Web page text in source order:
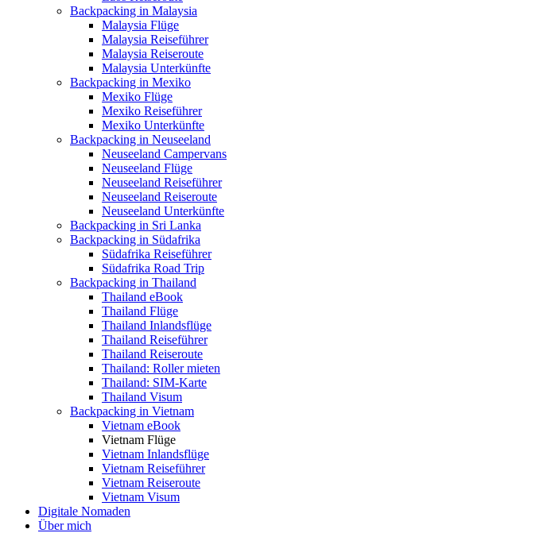
Backpacking in Malaysia
Malaysia Flüge
Malaysia Reiseführer
Malaysia Reiseroute
Malaysia Unterkünfte
Backpacking in Mexiko
Mexiko Flüge
Mexiko Reiseführer
Mexiko Unterkünfte
Backpacking in Neuseeland
Neuseeland Campervans
Neuseeland Flüge
Neuseeland Reiseführer
Neuseeland Reiseroute
Neuseeland Unterkünfte
Backpacking in Sri Lanka
Backpacking in Südafrika
Südafrika Reiseführer
Südafrika Road Trip
Backpacking in Thailand
Thailand eBook
Thailand Flüge
Thailand Inlandsflüge
Thailand Reiseführer
Thailand Reiseroute
Thailand: Roller mieten
Thailand: SIM-Karte
Thailand Visum
Backpacking in Vietnam
Vietnam eBook
Vietnam Flüge
Vietnam Inlandsflüge
Vietnam Reiseführer
Vietnam Reiseroute
Vietnam Visum
Digitale Nomaden
Über mich